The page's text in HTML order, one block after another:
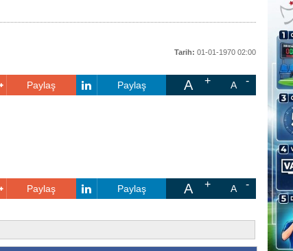
Tarih: 01-01-1970 02:00
Paylaş Paylaş A A
Paylaş Paylaş A A